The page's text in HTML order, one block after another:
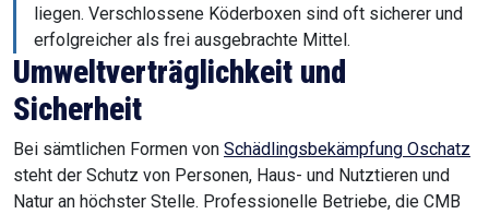
liegen. Verschlossene Köderboxen sind oft sicherer und
erfolgreicher als frei ausgebrachte Mittel.
Umweltverträglichkeit und
Sicherheit
Bei sämtlichen Formen von Schädlingsbekämpfung Oschatz
steht der Schutz von Personen, Haus- und Nutztieren und
Natur an höchster Stelle. Professionelle Betriebe, die CMB